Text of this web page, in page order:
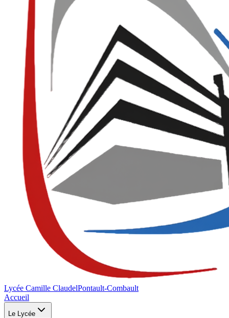
Lycée Camille ClaudelPontault-Combault
Accueil
Le Lycée